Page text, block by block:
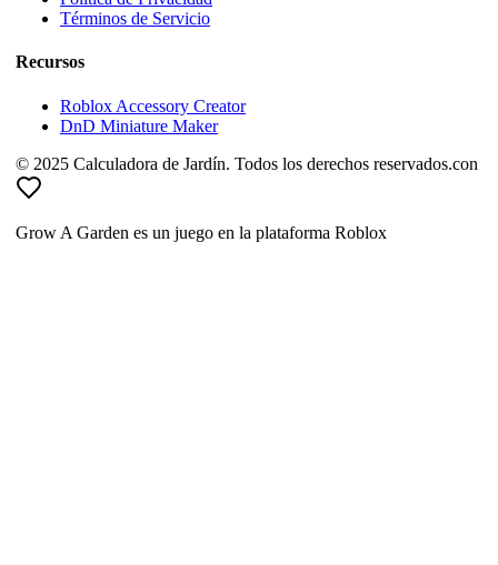
Términos de Servicio
Recursos
Roblox Accessory Creator
DnD Miniature Maker
© 2025 Calculadora de Jardín. Todos los derechos reservados.con
Grow A Garden es un juego en la plataforma Roblox